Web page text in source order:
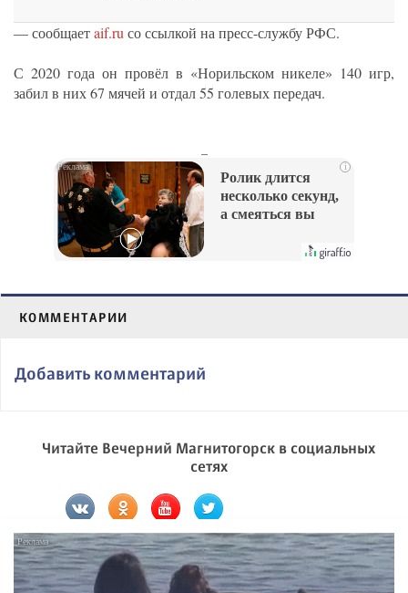
— сообщаетaif.ruсо ссылкой на пресс-службу РФС.
С 2020 года он провёл в «Норильском никеле» 140 игр,
забил в них 67 мячей и отдал 55 голевых передач.
i
Ролик длится
несколько секунд,
а смеяться вы
КОММЕНТАРИИ
Добавить комментарий
Читайте Вечерний Магнитогорск в социальных
сетях